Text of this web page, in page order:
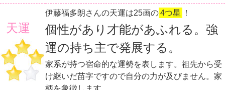
天運
伊藤福多朗さんの天運は25画の4つ星 ！
個性があり才能があふれる。強
運の持ち主で発展する。
家系が持つ宿命的な運勢を表します。祖先から受
け継いだ苗字ですので自分の力が及びません。家
柄を象徴します。